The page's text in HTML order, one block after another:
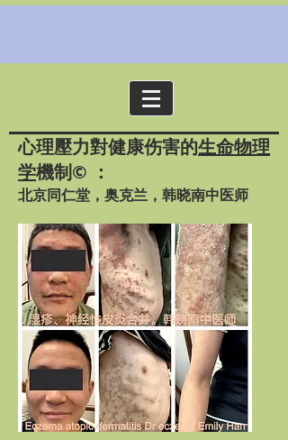
心理壓力對健康伤害的生命物理
学機制© ：
​北京同仁堂，奥克兰，韩晓南中医师